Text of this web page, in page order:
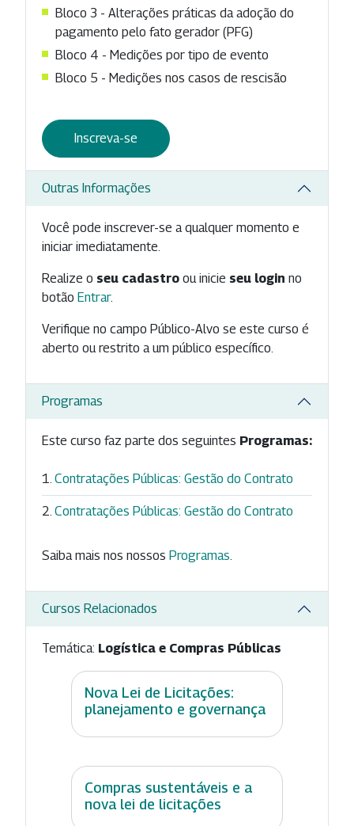
Bloco 3 - Alterações práticas da adoção do
pagamento pelo fato gerador (PFG)
Bloco 4 - Medições por tipo de evento
Bloco 5 - Medições nos casos de rescisão
Inscreva-se
Outras Informações
Você pode inscrever-se a qualquer momento e
iniciar imediatamente.
Realize o seu cadastro ou inicie seu login no
botão Entrar.
Verifique no campo Público-Alvo se este curso é
aberto ou restrito a um público específico.
Programas
Este curso faz parte dos seguintes Programas:
Contratações Públicas: Gestão do Contrato
Contratações Públicas: Gestão do Contrato
Saiba mais nos nossos Programas
Cursos Relacionados
Temática: Logística e Compras Públicas
Nova Lei de Licitações:
planejamento e governança
Compras sustentáveis e a
nova lei de licitações